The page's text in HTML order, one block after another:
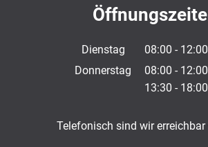
Dienstag 08:00 - 12:00
Von
Donnerstag 08:00 - 12:00
Von
13:30 - 18:00
Telefonisch sind wir